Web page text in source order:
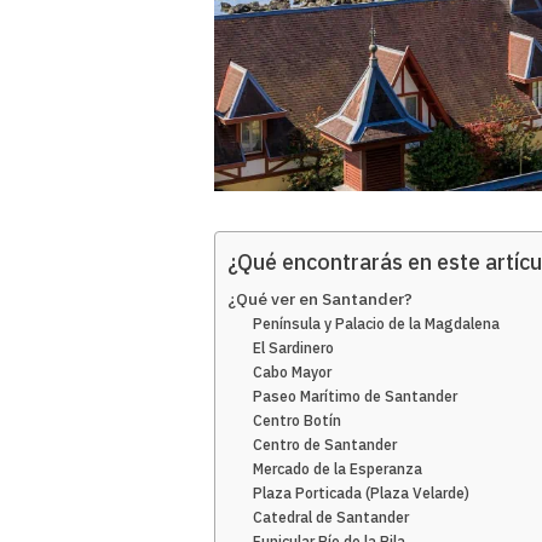
¿Qué encontrarás en este
¿Qué ver en Santander?
Península y Palacio de la Magdalena
El Sardinero
Cabo Mayor
Paseo Marítimo de Santander
Centro Botín
Centro de Santander
Mercado de la Esperanza
Plaza Porticada (Plaza Velarde)
Catedral de Santander